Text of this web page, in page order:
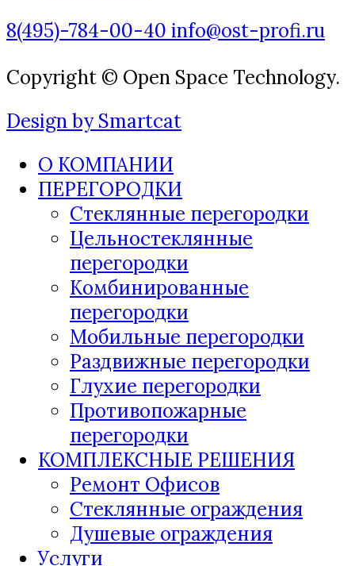
8(495)-784-00-40 info@ost-profi.ru
Copyright © Open Space Technology.
Design by Smartcat
О КОМПАНИИ
ПЕРЕГОРОДКИ
Стеклянные перегородки
Цельностеклянные
перегородки
Комбинированные
перегородки
Мобильные перегородки
Раздвижные перегородки
Глухие перегородки
Противопожарные
перегородки
КОМПЛЕКСНЫЕ РЕШЕНИЯ
Ремонт Офисов
Стеклянные ограждения
Душевые ограждения
Услуги